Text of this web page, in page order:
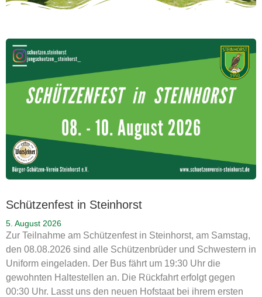
Schützenfest in Steinhorst
5. August 2026
Zur Teilnahme am Schützenfest in Steinhorst, am Samstag,
den 08.08.2026 sind alle Schützenbrüder und Schwestern in
Uniform eingeladen. Der Bus fährt um 19:30 Uhr die
gewohnten Haltestellen an. Die Rückfahrt erfolgt gegen
00:30 Uhr. Lasst uns den neuen Hofstaat bei ihrem ersten